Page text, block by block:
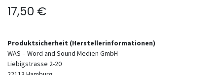
17,50 €
Produktsicherheit (Herstellerinformationen)
WAS – Word and Sound Medien GmbH
Liebigstrasse 2-20